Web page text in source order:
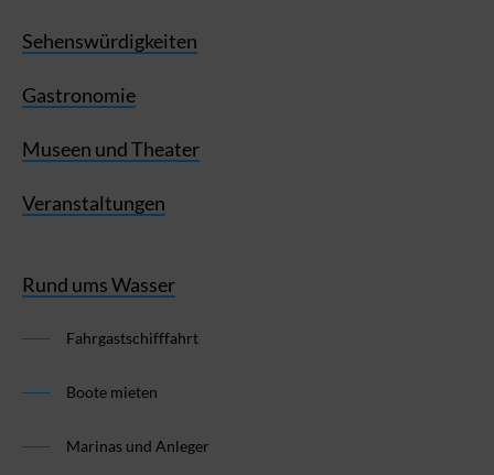
Sehenswürdigkeiten
Gastronomie
Museen und Theater
Veranstaltungen
Rund ums Wasser
Fahrgastschifffahrt
Boote mieten
Marinas und Anleger